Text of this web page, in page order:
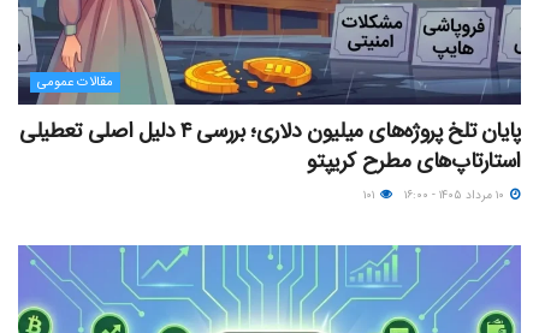
مقالات عمومی
پایان تلخ پروژه‌های میلیون دلاری؛ بررسی ۴ دلیل اصلی تعطیلی
استارتاپ‌های مطرح کریپتو